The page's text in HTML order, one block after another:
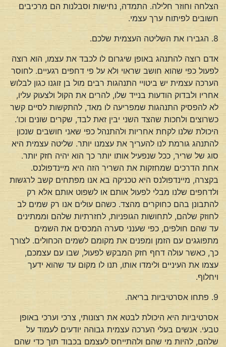
הצלחה וחוזר חלילה. התמדה, נחישות וסבלנות הם מרכיבים
חשובים לפיתוח ערך עצמי.
8. הגבירו את השליטה העצמית שלכם.
אדם רוצה להתנהג באופן שיגרום לו לכבד את עצמו, הוא רוצה
לפעול כפי שהוא חושב שראוי ולא על פי דחפים רגעיים. לחוסר
הערכה עצמית יש ביטויי התנהגות רבים מול בן זוגנו כגון לבלוש
אחריו ולבדוק הודעות בנייד שלו, להרים את הקול ולצעוק עליו,
לא להפסיק התנהגות שמפריעה לו מאד, להתקשות לסיים קשר
כשרוצים ולחכות שהצד השני יבין זאת לבד, שקרים שונים וכו’.
היכולת שלנו לקחת אחריות ולהתנהל כפי שאני חושבים שנכון
להתנהג גורמת לנו להעריך את עצמנו יותר. שליטה עצמית היא
סוג של שריר, ככל שנפעיל אותו יותר כך הוא יהיה חזק יותר.
אחת הדרכים שמחזקות את השריר הזה היא מיינדפולנס.
בקצרה, מיינדפולנס היא טכניקה בא אנו מפתחים קשב לרגשות
ולדחפים שלנו מבלי לפעול אותם או לשפוט אותם אלא רק
להתבונן בהם כחוקרים מהצד. כשהם עולים אנו רק שמים לב
לחוזק שלהם, לתחושות הגופניות, לחזרתיות שלהם וממתינים
עד שהם חולפים, כפי שענני סערה המכסים את השמים
מתפוגגים עם הזמן ומפנים את מקומם לשמים הכחולים. לצורך
כך, כאשר עולה דחף חזק המבקש לפעול, שבו עם עצמכם,
עצמו את העיניים ולימדו אותו, תנו לו מקום עד שהוא ידעך
ויחלוף.
9. פתחו אסרטיביות בריאה.
אסרטיביות היא היכולת לבטא את רצונותי, צרכי וערכי באופן
טבעי. אנשים בעלי הערכה עצמית גבוהה יודעים לעמוד על
שלהם, להיות מי שהם ולהתייחס לעצמם בכבוד תוך כדי שהם